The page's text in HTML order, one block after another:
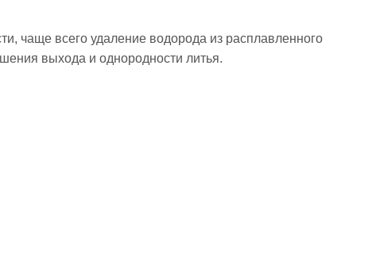
чаще всего удаление водорода из расплавленного
выхода и однородности литья.